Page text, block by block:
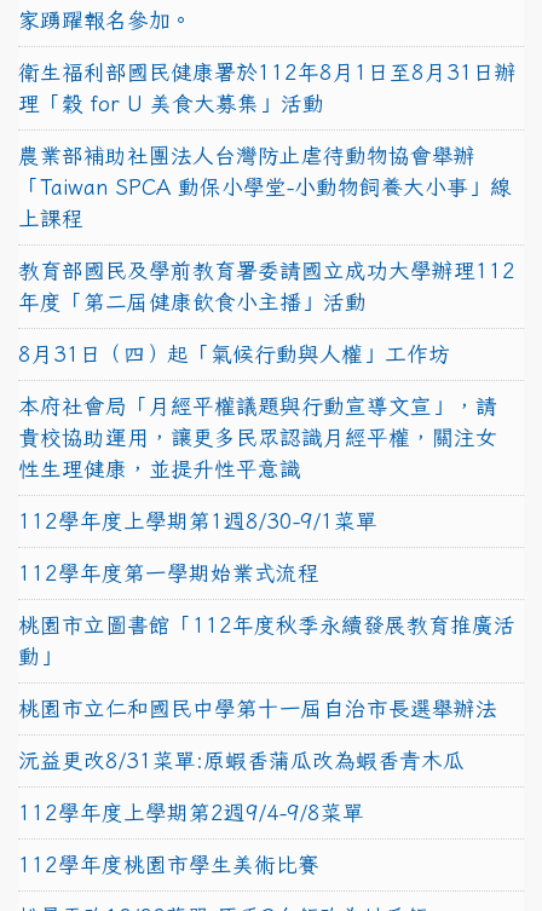
家踴躍報名參加。
衛生福利部國民健康署於112年8月1日至8月31日辦
理「穀 for U 美食大募集」活動
農業部補助社團法人台灣防止虐待動物協會舉辦
「Taiwan SPCA 動保小學堂-小動物飼養大小事」線
上課程
教育部國民及學前教育署委請國立成功大學辦理112
年度「第二屆健康飲食小主播」活動
8月31日（四）起「氣候行動與人權」工作坊
本府社會局「月經平權議題與行動宣導文宣」，請
貴校協助運用，讓更多民眾認識月經平權，關注女
性生理健康，並提升性平意識
112學年度上學期第1週8/30-9/1菜單
112學年度第一學期始業式流程
桃園市立圖書館「112年度秋季永續發展教育推廣活
動」
桃園市立仁和國民中學第十一屆自治市長選舉辦法
沅益更改8/31菜單:原蝦香蒲瓜改為蝦香青木瓜
112學年度上學期第2週9/4-9/8菜單
112學年度桃園市學生美術比賽